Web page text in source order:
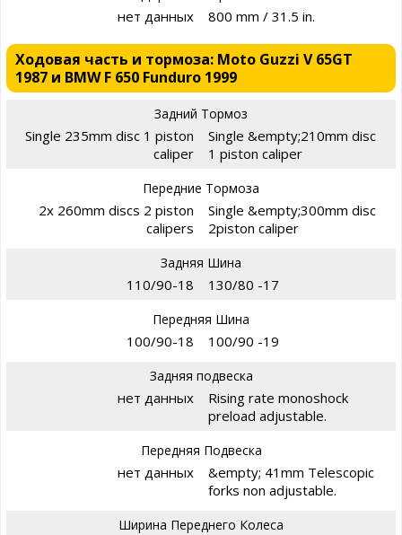
нет данных 800 mm / 31.5 in.
Ходовая часть и тормоза: Moto Guzzi V 65GT
1987 и BMW F 650 Funduro 1999
Задний Тормоз
Single 235mm disc 1 piston
caliper
Single &empty;210mm disc
1 piston caliper
Передние Тормоза
2x 260mm discs 2 piston
calipers
Single &empty;300mm disc
2piston caliper
Задняя Шина
110/90-18 130/80 -17
Передняя Шина
100/90-18 100/90 -19
Задняя подвеска
нет данных
Rising rate monoshock
preload adjustable.
Передняя Подвеска
нет данных
&empty; 41mm Telescopic
forks non adjustable.
Ширина Переднего Колеса